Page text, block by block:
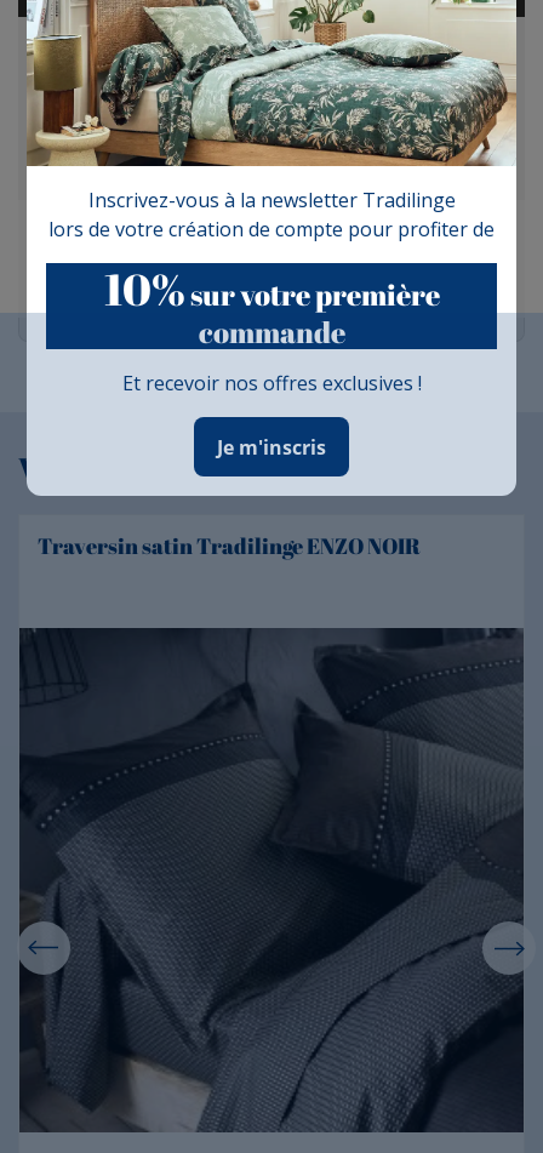
VOIR L'ATTESTATION 10/10
Basé sur 1 avis
Maryse L.
Vous aimerez aussi...
Traversin satin Tradilinge ENZO NOIR
Inscrivez-vous à la newsletter Tradilinge
lors de votre création de compte pour profiter de
10%sur votre première
commande
Et recevoir nos offres exclusives !
Je m'inscris